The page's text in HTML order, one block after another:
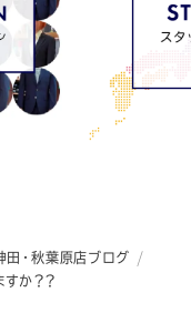
田・秋葉原店ブログ
か？？